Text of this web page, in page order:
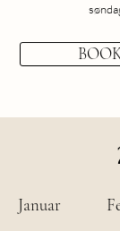
Januar